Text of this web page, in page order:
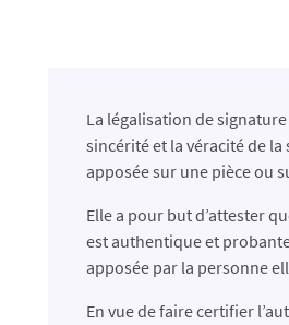
​La légalisation de
sincérité et la vér​acité de la
apposée sur une pièce ou
Elle a pour but d’attester
est authentique et
apposée par la personne
En vue de faire certifier